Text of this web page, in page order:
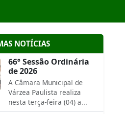
NOTÍCIAS
66° Sessão Ordinária
de 2026
A Câmara Municipal de
Várzea Paulista realiza
nesta terça-feira (04) a...